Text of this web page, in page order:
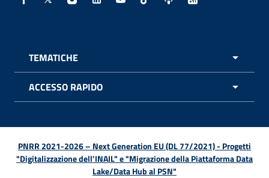
Facebook - Sito esterno - Apertura in nuova finestra
X - Sito esterno - Apertura in nuova finestra
Instagram - Sito esterno - Apertura in
Linkedin - Sito esterno - Apertura in
Youtube - Sito esterno -
TikTok - Sito esterno -
Spreaker - Sito
Feed RSS -
TEMATICHE
ACCESSO RAPIDO
PNRR 2021-2026 – Next Generation EU (DL 77/2021) - Progetti
"Digitalizzazione dell’INAIL" e "Migrazione della Piattaforma Data
Lake/Data Hub al PSN"